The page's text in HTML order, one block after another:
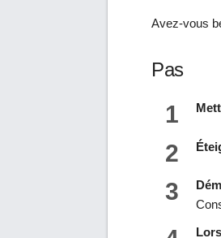
Avez-vous
Pas
1
2
3